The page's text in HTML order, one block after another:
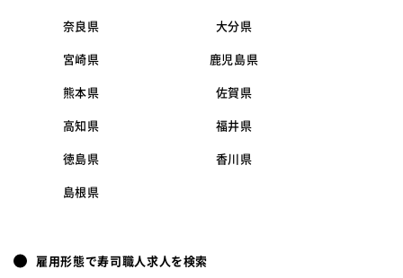
奈良県 大分県
宮崎県 鹿児島県
熊本県 佐賀県
高知県 福井県
徳島県 香川県
島根県
雇用形態で寿司職人求人を検索